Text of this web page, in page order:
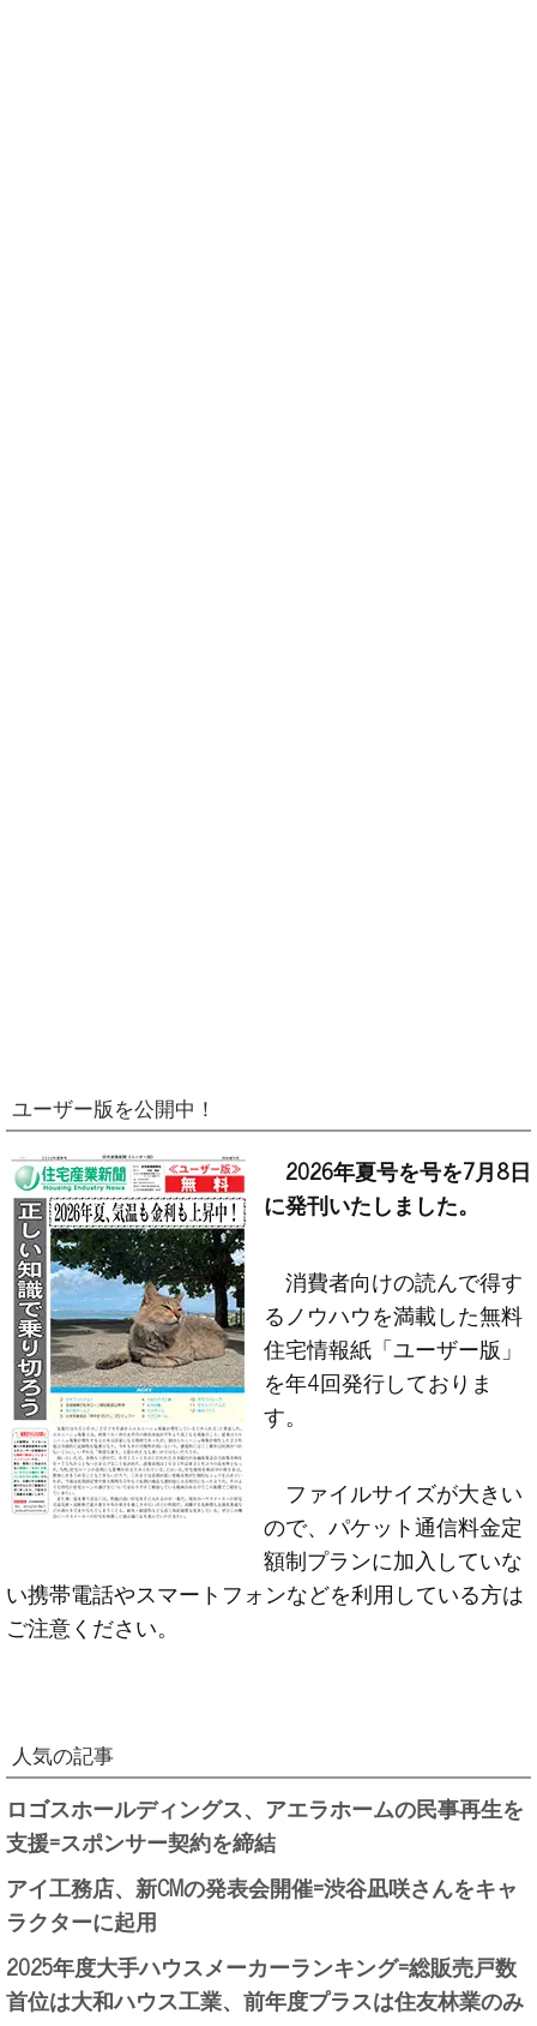
ユーザー版を公開中！
2026年夏号を号を7月8日
に発刊いたしました。
消費者向けの読んで得す
るノウハウを満載した無料
住宅情報紙「ユーザー版」
を年4回発行しておりま
す。
ファイルサイズが大きい
ので、パケット通信料金定
額制プランに加入していな
い携帯電話やスマートフォンなどを利用している方は
ご注意ください。
人気の記事
ロゴスホールディングス、アエラホームの民事再生を
支援=スポンサー契約を締結
アイ工務店、新CMの発表会開催=渋谷凪咲さんをキャ
ラクターに起用
2025年度大手ハウスメーカーランキング=総販売戸数
首位は大和ハウス工業、前年度プラスは住友林業のみ